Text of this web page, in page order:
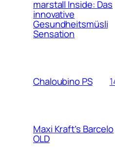
marstall Inside: Das
innovative
Gesundheitsmüsli
Sensation
Chaloubino PS
Maxi Kraft’s Barcelo
OLD